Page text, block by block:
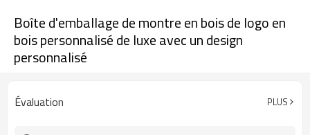
Boîte d'emballage de montre en bois de logo en
bois personnalisé de luxe avec un design
personnalisé
Évaluation PLUS